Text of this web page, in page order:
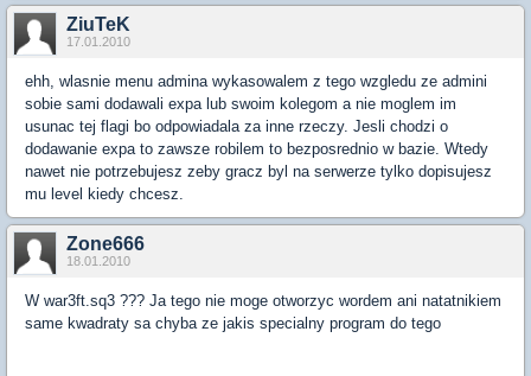
ZiuTeK
17.01.2010
ehh, wlasnie menu admina wykasowalem z tego wzgledu ze admini
sobie sami dodawali expa lub swoim kolegom a nie moglem im
usunac tej flagi bo odpowiadala za inne rzeczy. Jesli chodzi o
dodawanie expa to zawsze robilem to bezposrednio w bazie. Wtedy
nawet nie potrzebujesz zeby gracz byl na serwerze tylko dopisujesz
mu level kiedy chcesz.
Zone666
18.01.2010
W war3ft.sq3 ??? Ja tego nie moge otworzyc wordem ani natatnikiem
same kwadraty sa chyba ze jakis specialny program do tego